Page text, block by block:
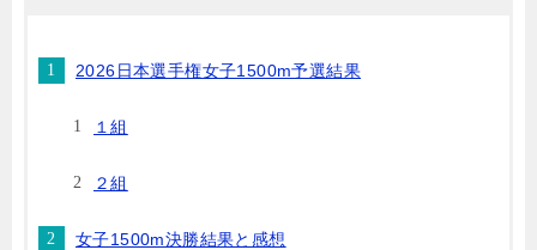
2026日本選手権女子1500m予選結果
１組
２組
女子1500m決勝結果と感想